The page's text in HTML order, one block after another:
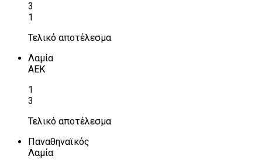
3
1
Τελικό αποτέλεσμα
Λαμία
ΑΕΚ
1
3
Τελικό αποτέλεσμα
Παναθηναϊκός
Λαμία